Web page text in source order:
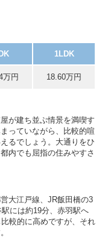
1LDK
万円 18.60万円
が建ち並ぶ情景を満喫す
っていながら、比較的喧
るでしょう。大通りをひ
内でも屈指の住みやすさ
大江戸線、JR飯田橋の3
には約19分、赤羽駅へ
較的に高めですが、それ